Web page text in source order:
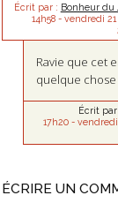
Écrit par : Bonheur du
14h58- vendredi 21
Ravie que cet
quelque
Écrit par
17h20- vendredi
ÉCRIRE UN